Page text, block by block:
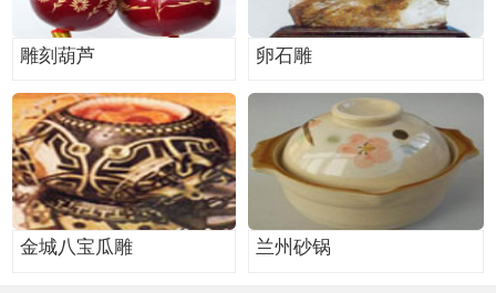
雕刻葫芦 卵石雕
金城八宝瓜雕 兰州砂锅